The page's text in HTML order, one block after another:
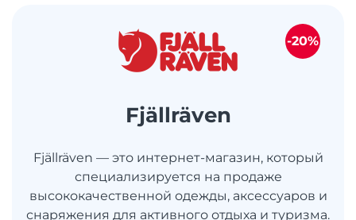
Fjällräven
Fjällräven — это интернет-магазин, который
специализируется на продаже
высококачественной одежды, аксессуаров и
снаряжения для активного отдыха и туризма.
-20%